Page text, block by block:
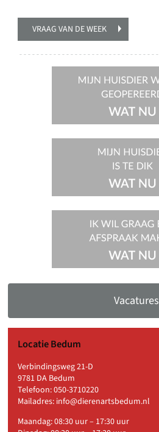
VRAAG VAN DE WEEK
Vacatures
Locatie Bedum
Verbindingsweg 21-D
9781 DA Bedum
Telefoon:050-3710220
Mailadres: info@dierenartsbedum.nl
Maandag: 08:30 uur – 17:30 uur